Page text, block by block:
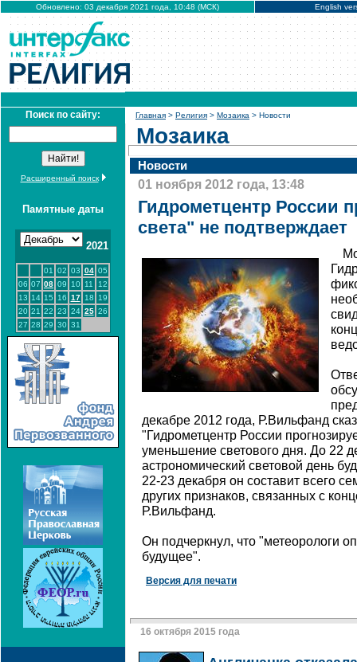
Обновлено: 03 декабря 2021 года, 10:48 (МСК) English
Поиск по сайту:
Расширенный поиск
Памятные даты
2021
01 02 03 04 05
06 07 08 09 10 11
12
13 14 15 16 17 18
19
20 21 22 23 24 25 26
27 28 29 30 31
Главная > Религия > Мозаика > Новости
Мозаика
Новости
01 ноября 2012 года, 13:48
Гидрометцентр России
света" не подтверждает
декабре 2012 года, Р.Вильфанд
"Гидрометцентр России
уменьшение светового дня. До 22
астрономический световой день
22-23 декабря он составит всего
других признаков, связанных с
Р.Вильфанд.
Он подчеркнул, что "метеорологи
будущее".
Версия для печати
16 октября 2015 года